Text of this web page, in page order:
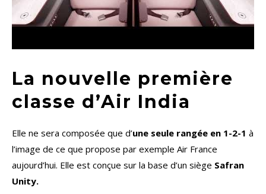
La nouvelle première
classe d’Air India
Elle ne sera composée que d’une seule rangée en 1-2-1 à
l’image de ce que propose par exemple Air France
aujourd’hui. Elle est conçue sur la base d’un siège Safran
Unity.